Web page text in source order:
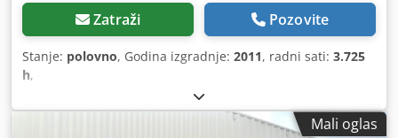
Zatraži Pozovite
Stanje: polovno, Godina izgradnje: 2011, radni sati: 3.725
h,
Mali oglas